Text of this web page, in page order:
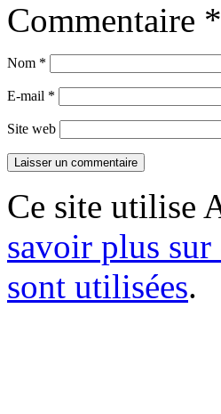
Commentaire *
Nom *
E-mail *
Site web
Ce site utilise
savoir plus sur
sont utilisées.